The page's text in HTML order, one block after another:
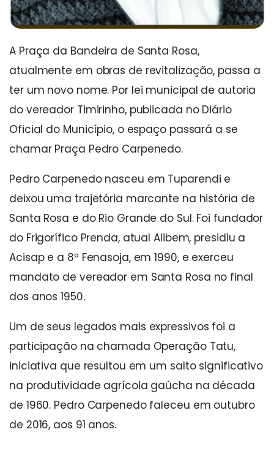
A Praça da Bandeira de Santa Rosa,
atualmente em obras de revitalização, passa a
ter um novo nome. Por lei municipal de autoria
do vereador Timirinho, publicada no Diário
Oficial do Município, o espaço passará a se
chamar Praça Pedro Carpenedo.
Pedro Carpenedo nasceu em Tuparendi e
deixou uma trajetória marcante na história de
Santa Rosa e do Rio Grande do Sul. Foi fundador
do Frigorífico Prenda, atual Alibem, presidiu a
Acisap e a 8ª Fenasoja, em 1990, e exerceu
mandato de vereador em Santa Rosa no final
dos anos 1950.
Um de seus legados mais expressivos foi a
participação na chamada Operação Tatu,
iniciativa que resultou em um salto significativo
na produtividade agrícola gaúcha na década
de 1960. Pedro Carpenedo faleceu em outubro
de 2016, aos 91 anos.